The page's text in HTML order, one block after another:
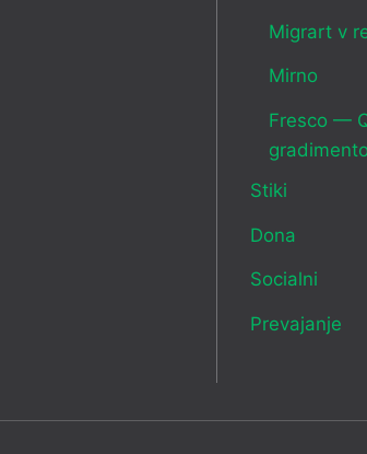
Migrart v
Mirno
Fresco —
gradimento
Stiki
Dona
Socialni
Prevajanje